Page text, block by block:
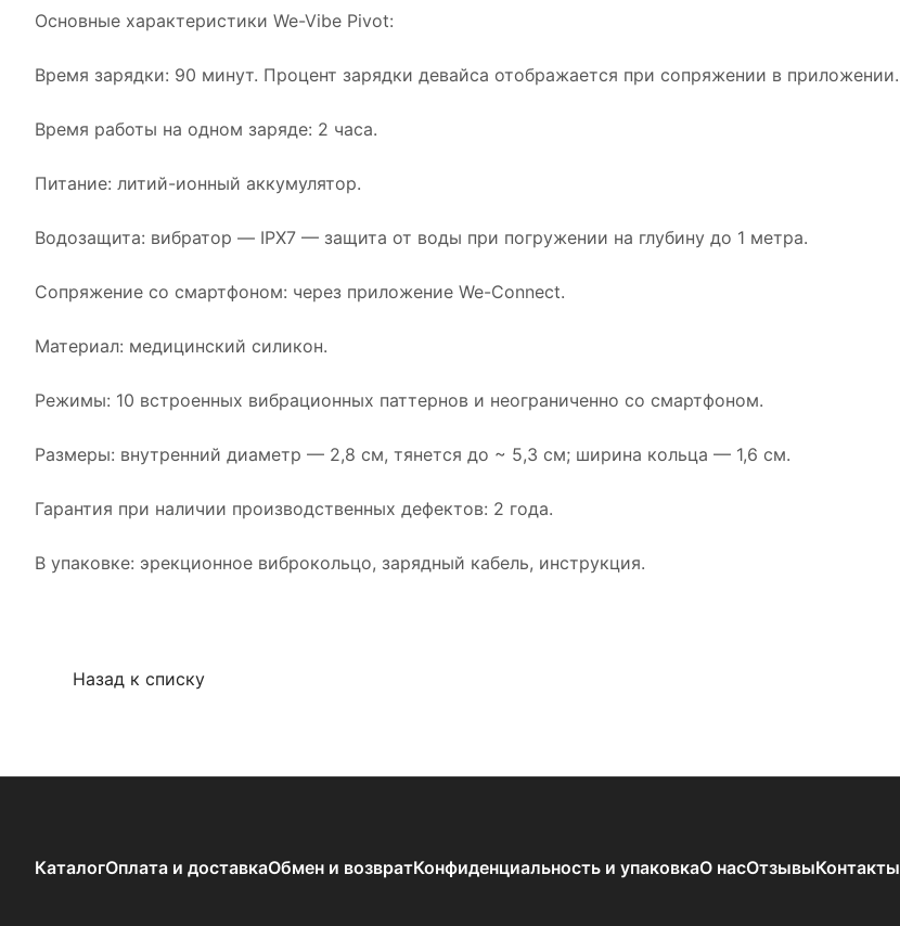
Основные характеристики We-Vibe Pivot:
Время зарядки: 90 минут. Процент зарядки девайса отображается при сопряжении в приложении.
Время работы на одном заряде: 2 часа.
Питание: литий-ионный аккумулятор.
Водозащита: вибратор — IPX7 — защита от воды при погружении на глубину до 1 метра.
Сопряжение со смартфоном: через приложение We-Connect.
Материал: медицинский силикон.
Режимы: 10 встроенных вибрационных паттернов и неограниченно со смартфоном.
Размеры: внутренний диаметр — 2,8 см, тянется до ~ 5,3 см; ширина кольца — 1,6 см.
Гарантия при наличии производственных дефектов: 2 года.
В упаковке: эрекционное виброкольцо, зарядный кабель, инструкция.
Назад к списку
КаталогОплата и доставкаОбмен и возвратКонфиденциальность и упаковкаО насОтзывыКонтакты